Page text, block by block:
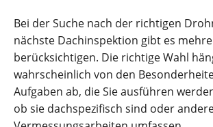
Bei der Suche nach der richtigen
nächste Dachinspektion gibt es
berücksichtigen. Die richtige Wahl
wahrscheinlich von den
Aufgaben ab, die Sie ausführen
ob sie dachspezifisch sind oder